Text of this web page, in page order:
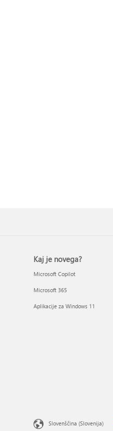
Kaj je novega?
Microsoft Copilot
Microsoft 365
Aplikacije za Windows 11
Slovenščina (Slovenija)